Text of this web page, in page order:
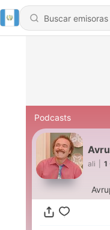
Podcasts
ali 1